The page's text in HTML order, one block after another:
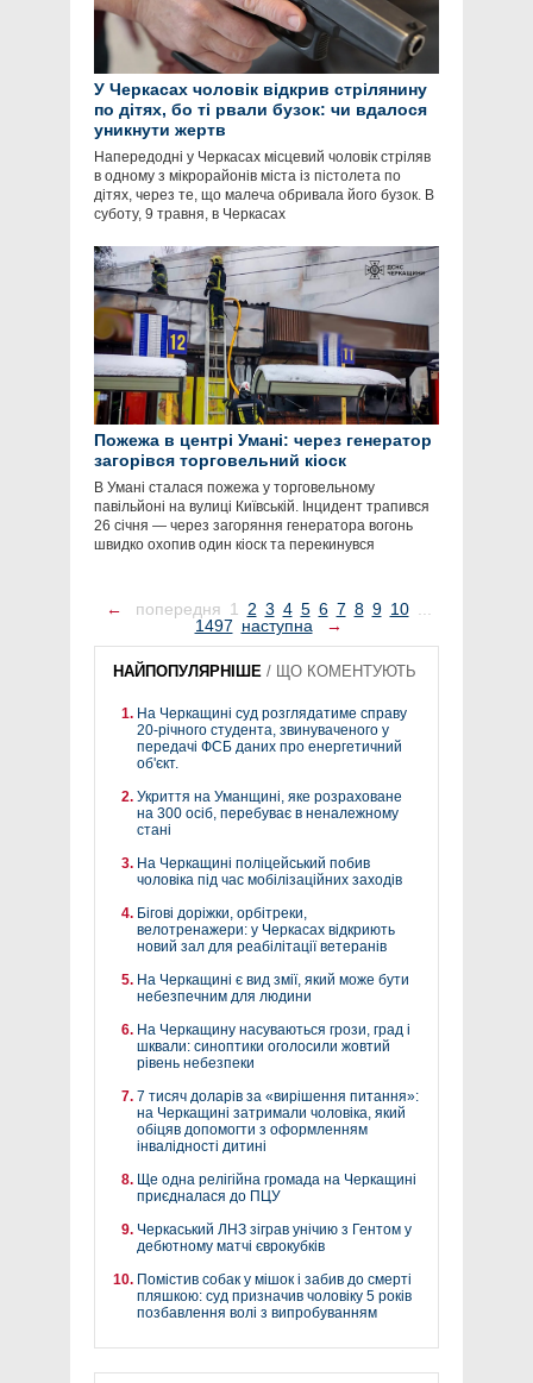
У Черкасах чоловік відкрив стрілянину
по дітях, бо ті рвали бузок: чи вдалося
уникнути жертв
Напередодні у Черкасах місцевий чоловік стріляв
в одному з мікрорайонів міста із пістолета по
дітях, через те, що малеча обривала його бузок. В
суботу, 9 травня, в Черкасах
Пожежа в центрі Умані: через генератор
загорівся торговельний кіоск
В Умані сталася пожежа у торговельному
павільйоні на вулиці Київській. Інцидент трапився
26 січня — через загоряння генератора вогонь
швидко охопив один кіоск та перекинувся
← попередня 1 2 3 4 5 6 7 8 9 10 ...
1497 наступна →
НАЙПОПУЛЯРНІШЕ / ЩО КОМЕНТУЮТЬ
На Черкащині суд розглядатиме справу
20-річного студента, звинуваченого у
передачі ФСБ даних про енергетичний
об'єкт.
Укриття на Уманщині, яке розраховане
на 300 осіб, перебуває в неналежному
стані
На Черкащині поліцейський побив
чоловіка під час мобілізаційних заходів
Бігові доріжки, орбітреки,
велотренажери: у Черкасах відкриють
новий зал для реабілітації ветеранів
На Черкащині є вид змії, який може бути
небезпечним для людини
На Черкащину насуваються грози, град і
шквали: синоптики оголосили жовтий
рівень небезпеки
7 тисяч доларів за «вирішення питання»:
на Черкащині затримали чоловіка, який
обіцяв допомогти з оформленням
інвалідності дитині
Ще одна релігійна громада на Черкащині
приєдналася до ПЦУ
Черкаський ЛНЗ зіграв унічию з Гентом у
дебютному матчі єврокубків
Помістив собак у мішок і забив до смерті
пляшкою: суд призначив чоловіку 5 років
позбавлення волі з випробуванням